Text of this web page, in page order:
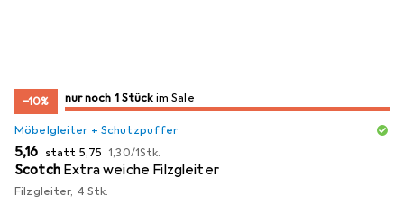
−10% noch 1 Stückim Sale
nur noch 1 Stück im Sale
Möbelgleiter + Schutzpuffer
EUR
5,16 statt EUR
5,75 EUR
1,30/1Stk.
Scotch Extra weiche Filzgleiter
Filzgleiter, 4 Stk.